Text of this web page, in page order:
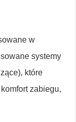
w
systemy
które
zabiegu,